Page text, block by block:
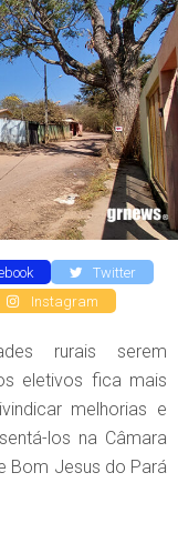
Twitter
Instagram
rurais serem
eletivos fica mais
melhorias e
los na Câmara
Bom Jesus do Pará